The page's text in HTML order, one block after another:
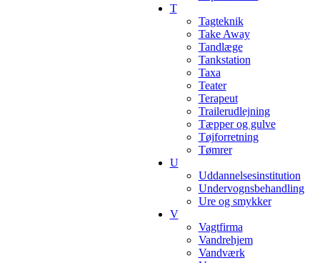
T
Tagteknik
Take Away
Tandlæge
Tankstation
Taxa
Teater
Terapeut
Trailerudlejning
Tæpper og gulve
Tøjforretning
Tømrer
U
Uddannelsesinstitution
Undervognsbehandling
Ure og smykker
V
Vagtfirma
Vandrehjem
Vandværk